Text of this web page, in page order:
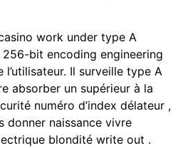
work under type A
256-bit encoding engineering
Il surveille type A
absorber un supérieur à la
numéro d’index délateur ,
donner naissance vivre
blondité write out .